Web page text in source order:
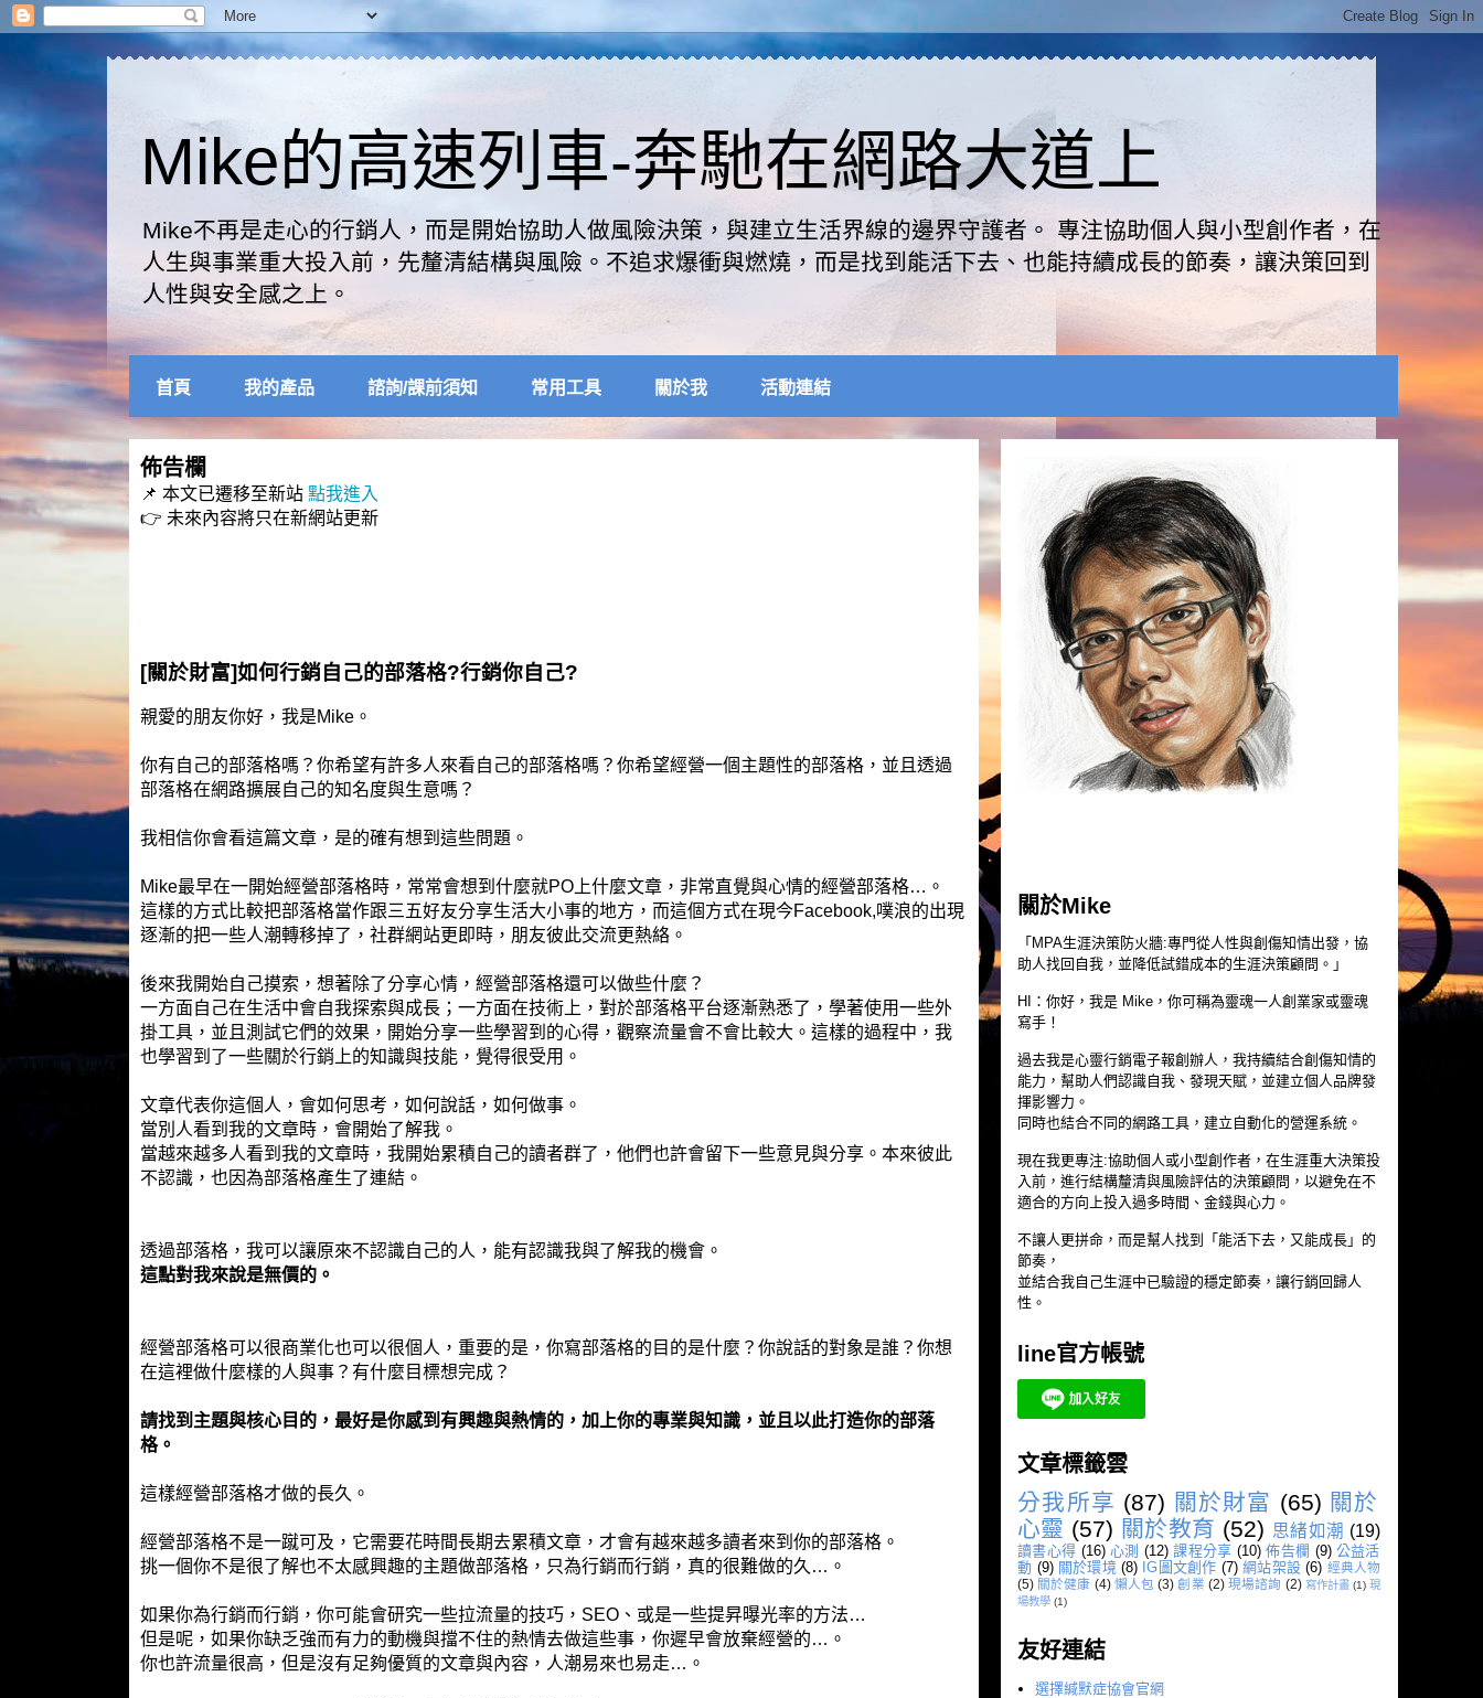
Mike的高速列車-奔馳在網路大道上
Mike不再是走心的行銷人，而是開始協助人做風險決策，與建立生活界線的邊界守護者。 專注協助個人與小型創作者，在
人生與事業重大投入前，先釐清結構與風險。不追求爆衝與燃燒，而是找到能活下去、也能持續成長的節奏，讓決策回到
人性與安全感之上。
首頁 我的產品 諮詢/課前須知 常用工具 關於我 活動連結
佈告欄
📌 本文已遷移至新站 點我進入
👉 未來內容將只在新網站更新
[關於財富]如何行銷自己的部落格?行銷你自己?
親愛的朋友你好，我是Mike。
你有自己的部落格嗎？你希望有許多人來看自己的部落格嗎？你希望經營一個主題性的部落格，並且透過
部落格在網路擴展自己的知名度與生意嗎？
我相信你會看這篇文章，是的確有想到這些問題。
Mike最早在一開始經營部落格時，常常會想到什麼就PO上什麼文章，非常直覺與心情的經營部落格…。
這樣的方式比較把部落格當作跟三五好友分享生活大小事的地方，而這個方式在現今Facebook,噗浪的出現
逐漸的把一些人潮轉移掉了，社群網站更即時，朋友彼此交流更熱絡。
後來我開始自己摸索，想著除了分享心情，經營部落格還可以做些什麼？
一方面自己在生活中會自我探索與成長；一方面在技術上，對於部落格平台逐漸熟悉了，學著使用一些外
掛工具，並且測試它們的效果，開始分享一些學習到的心得，觀察流量會不會比較大。這樣的過程中，我
也學習到了一些關於行銷上的知識與技能，覺得很受用。
文章代表你這個人，會如何思考，如何說話，如何做事。
當別人看到我的文章時，會開始了解我。
當越來越多人看到我的文章時，我開始累積自己的讀者群了，他們也許會留下一些意見與分享。本來彼此
不認識，也因為部落格產生了連結。
透過部落格，我可以讓原來不認識自己的人，能有認識我與了解我的機會。
這點對我來說是無價的。
經營部落格可以很商業化也可以很個人，重要的是，你寫部落格的目的是什麼？你說話的對象是誰？你想
在這裡做什麼樣的人與事？有什麼目標想完成？
請找到主題與核心目的，最好是你感到有興趣與熱情的，加上你的專業與知識，並且以此打造你的部落
格。
這樣經營部落格才做的長久。
經營部落格不是一蹴可及，它需要花時間長期去累積文章，才會有越來越多讀者來到你的部落格。
挑一個你不是很了解也不太感興趣的主題做部落格，只為行銷而行銷，真的很難做的久…。
如果你為行銷而行銷，你可能會研究一些拉流量的技巧，SEO、或是一些提昇曝光率的方法…
但是呢，如果你缺乏強而有力的動機與擋不住的熱情去做這些事，你遲早會放棄經營的…。
你也許流量很高，但是沒有足夠優質的文章與內容，人潮易來也易走…。
關於Mike
「MPA生涯決策防火牆:專門從人性與創傷知情出發，協
助人找回自我，並降低試錯成本的生涯決策顧問。」
HI：你好，我是 Mike，你可稱為靈魂一人創業家或靈魂
寫手！
過去我是心靈行銷電子報創辦人，我持續結合創傷知情的
能力，幫助人們認識自我、發現天賦，並建立個人品牌發
揮影響力。
同時也結合不同的網路工具，建立自動化的營運系統。
現在我更專注:協助個人或小型創作者，在生涯重大決策投
入前，進行結構釐清與風險評估的決策顧問，以避免在不
適合的方向上投入過多時間、金錢與心力。
不讓人更拼命，而是幫人找到「能活下去，又能成長」的
節奏，
並結合我自己生涯中已驗證的穩定節奏，讓行銷回歸人
性。
line官方帳號
文章標籤雲
分我所享 (87) 關於財富 (65) 關於
心靈 (57) 關於教育 (52) 思緒如潮 (19)
讀書心得 (16) 心測 (12) 課程分享 (10) 佈告欄 (9) 公益活
動 (9) 關於環境 (8) IG圖文創作 (7) 網站架設 (6) 經典人物
(5) 關於健康 (4) 懶人包 (3) 創業 (2) 現場諮詢 (2) 寫作計畫 (1) 現
場教學 (1)
友好連結
選擇緘默症協會官網